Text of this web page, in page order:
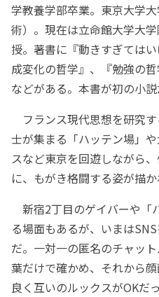
学教養学部卒業。東京大学
術）。現在は立命館大学大
授。著書に『動きすぎてはい
成変化の哲学』、『勉強の哲
などがある。本書が初の小説
フランス現代思想を研究
士が集まる「ハッテン場」
スなど東京を回遊しながら
に、もがき格闘する姿が描か
新宿2丁目のゲイバーや「
る場面もあるが、いまは
だ。一対一の匿名のチャッ
葉だけで確かめ、それから
良く互いのルックスがOKだ